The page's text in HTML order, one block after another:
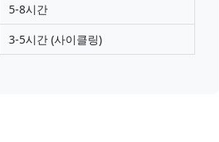
5-8시간
3-5시간 (사이클링)